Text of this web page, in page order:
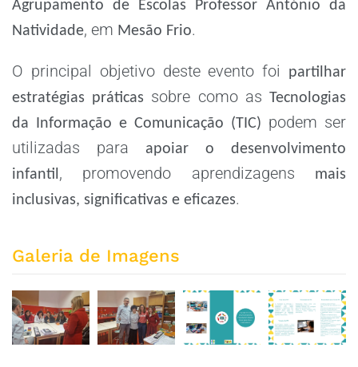
Agrupamento de Escolas Professor António da
Natividade, em Mesão Frio.
O principal objetivo deste evento foi
partilhar
estratégias práticas sobre como asTecnologias
da Informação e Comunicação (TIC) podem ser
utilizadas para
apoiar o desenvolvimento
infantil , promovendo aprendizagens
mais
inclusivas, significativas e eficazes.
Galeria de Imagens
ZOOM ZOOM ZOOM ZOOM